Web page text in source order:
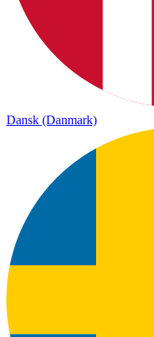
Dansk (Danmark)